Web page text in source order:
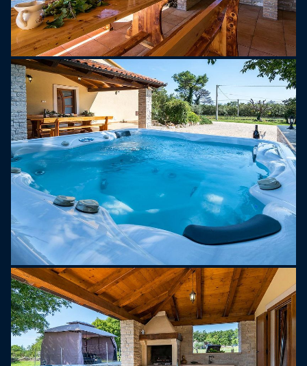
Krnica, oddalonej o około 10 kilometrów. W
pobliżu znajduje się stadnina koni ze
specjalistycznymi programami jeździeckimi.